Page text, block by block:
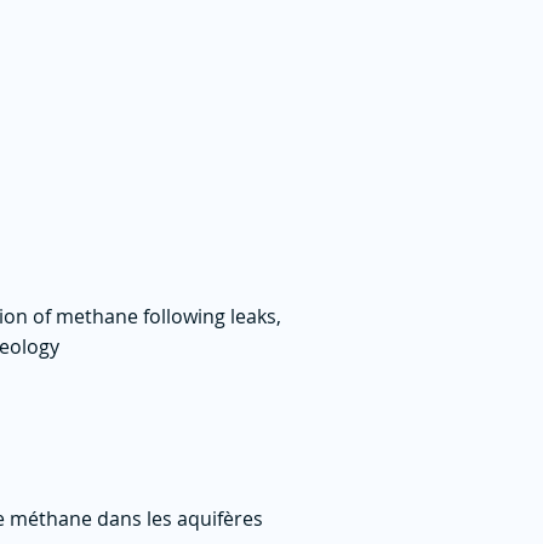
of methane following leaks,
dans les aquifères